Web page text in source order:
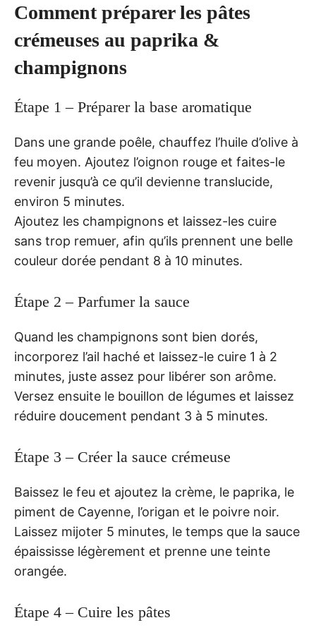
Comment préparer les pâtes
crémeuses au paprika &
champignons
Étape 1 – Préparer la base aromatique
Dans une grande poêle, chauffez l’huile d’olive à
feu moyen. Ajoutez l’oignon rouge et faites-le
revenir jusqu’à ce qu’il devienne translucide,
environ 5 minutes.
Ajoutez les champignons et laissez-les cuire
sans trop remuer, afin qu’ils prennent une belle
couleur dorée pendant 8 à 10 minutes.
Étape 2 – Parfumer la sauce
Quand les champignons sont bien dorés,
incorporez l’ail haché et laissez-le cuire 1 à 2
minutes, juste assez pour libérer son arôme.
Versez ensuite le bouillon de légumes et laissez
réduire doucement pendant 3 à 5 minutes.
Étape 3 – Créer la sauce crémeuse
Baissez le feu et ajoutez la crème, le paprika, le
piment de Cayenne, l’origan et le poivre noir.
Laissez mijoter 5 minutes, le temps que la sauce
épaississe légèrement et prenne une teinte
orangée.
Étape 4 – Cuire les pâtes